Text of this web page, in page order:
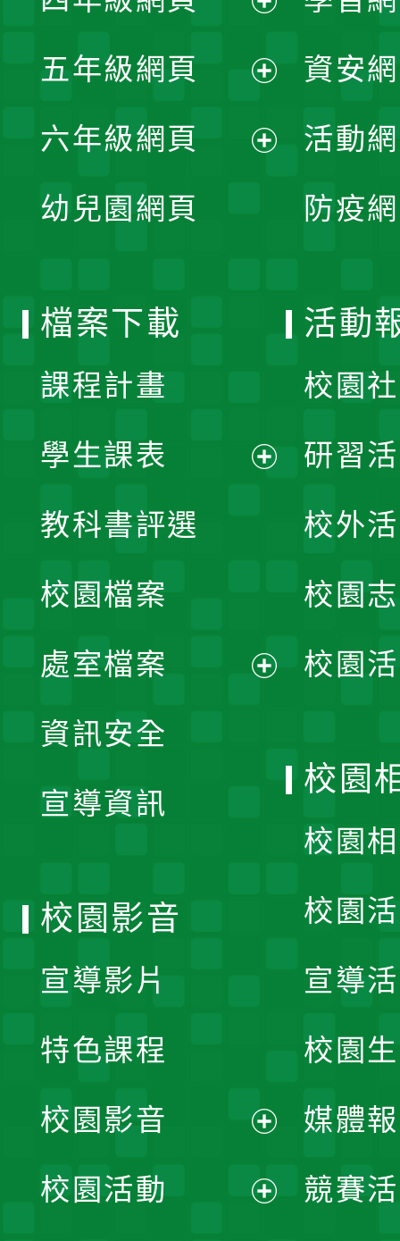
單
開
選
單
開
選
五年級網頁
開
六年級網頁
幼兒園網頁
資安
活動
防疫
檔案下載
課程計畫
學生課表
單
教科書評選
校園檔案
處室檔案
資訊安全
宣導資訊
活動
校園
研習
校外
校園
校園
校園
校園
校園
宣導
校園
媒體
競賽
校園影音
宣導影片
特色課程
校園影音
開
校園活動